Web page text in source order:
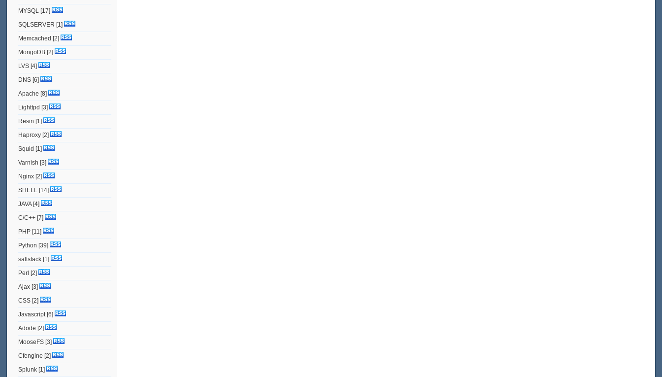
MYSQL [17]
SQLSERVER [1]
Memcached [2]
MongoDB [2]
LVS [4]
DNS [6]
Apache [8]
Lighttpd [3]
Resin [1]
Haproxy [2]
Squid [1]
Varnish [3]
Nginx [2]
SHELL [14]
JAVA[4]
C/C++ [7]
PHP [11]
Python [39]
saltstack [1]
Perl [2]
Ajax [3]
CSS [2]
Javascript [6]
Adode [2]
MooseFS [3]
Cfengine [2]
Splunk [1]